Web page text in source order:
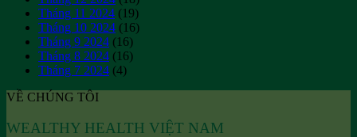
Tháng 11 2024 (19)
Tháng 10 2024 (16)
Tháng 9 2024 (16)
Tháng 8 2024 (16)
Tháng 7 2024 (4)
VỀ CHÚNG TÔI
WEALTHY HEALTH VIỆT NAM